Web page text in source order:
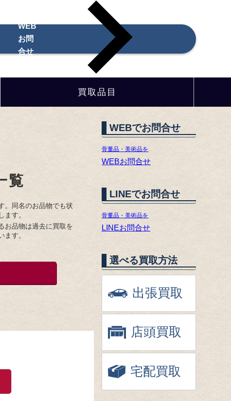
WEB
お問
合せ
買取品目
覧
。同名のお品物でも状
す。
お品物は過去に買取を
ます。
WEBでお問合せ
骨董品・美術品を
WEBお問合せ
LINEでお問合せ
骨董品・美術品を
LINEお問合せ
選べる買取方法
出張買取
店頭買取
宅配買取